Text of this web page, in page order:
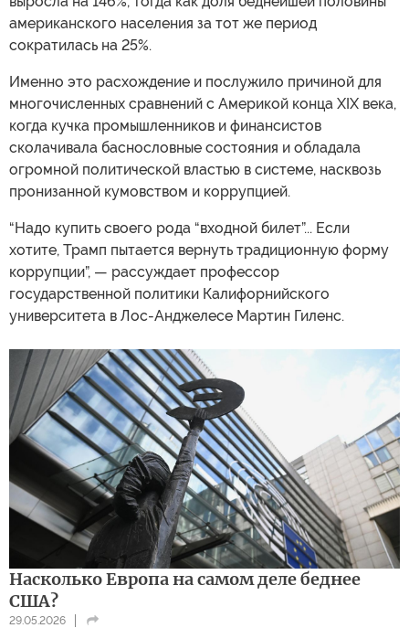
американского населения за тот же период
сократилась на 25%.
Именно это расхождение и послужило причиной для
многочисленных сравнений с Америкой конца XIX века,
когда кучка промышленников и финансистов
сколачивала баснословные состояния и обладала
огромной политической властью в системе, насквозь
пронизанной кумовством и коррупцией.
“Надо купить своего рода “входной билет”... Если
хотите, Трамп пытается вернуть традиционную форму
коррупции”, — рассуждает профессор
государственной политики Калифорнийского
университета в Лос-Анджелесе Мартин Гиленс.
Насколько Европа на самом деле беднее
США?
29.05.2026